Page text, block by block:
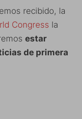
recibido, la
Congress la
estar
de primera